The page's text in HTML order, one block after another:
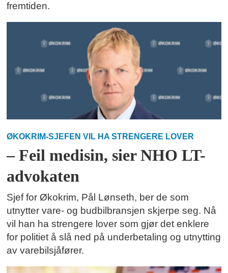
fremtiden.
ØKOKRIM-SJEFEN VIL HA STRENGERE LOVER
– Feil medisin, sier NHO LT-
advokaten
Sjef for Økokrim, Pål Lønseth, ber de som
utnytter vare- og budbilbransjen skjerpe seg. Nå
vil han ha strengere lover som gjør det enklere
for politiet å slå ned på underbetaling og utnytting
av varebilsjåfører.